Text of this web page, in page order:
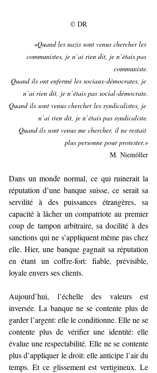
© DR
«Quand les nazis sont venus chercher les
communistes, je n’ai rien dit, je n’étais pas
communiste.
Quand ils ont enfermé les sociaux-démocrates, je
n’ai rien dit, je n’étais pas social-démocrate.
Quand ils sont venus chercher les syndicalistes, je
n’ai rien dit, je n’étais pas syndicaliste.
Quand ils sont venus me chercher, il ne restait
plus personne pour protester.»
M. Niemöller
Dans un monde normal, ce qui ruinerait la
réputation d’une banque suisse, ce serait sa
servilité à des puissances étrangères, sa
capacité à lâcher un compatriote au premier
coup de tampon arbitraire, sa docilité à des
sanctions qui ne s’appliquent même pas chez
elle. Hier, une banque gagnait sa réputation
en étant un coffre-fort: fiable, prévisible,
loyale envers ses clients.
Aujourd’hui, l’échelle des valeurs est
inversée. La banque ne se contente plus de
garder l’argent: elle le conditionne. Elle ne se
contente plus de vérifier une identité: elle
évalue une respectabilité. Elle ne se contente
plus d’appliquer le droit: elle anticipe l’air du
temps. Et ce glissement est vertigineux. Le